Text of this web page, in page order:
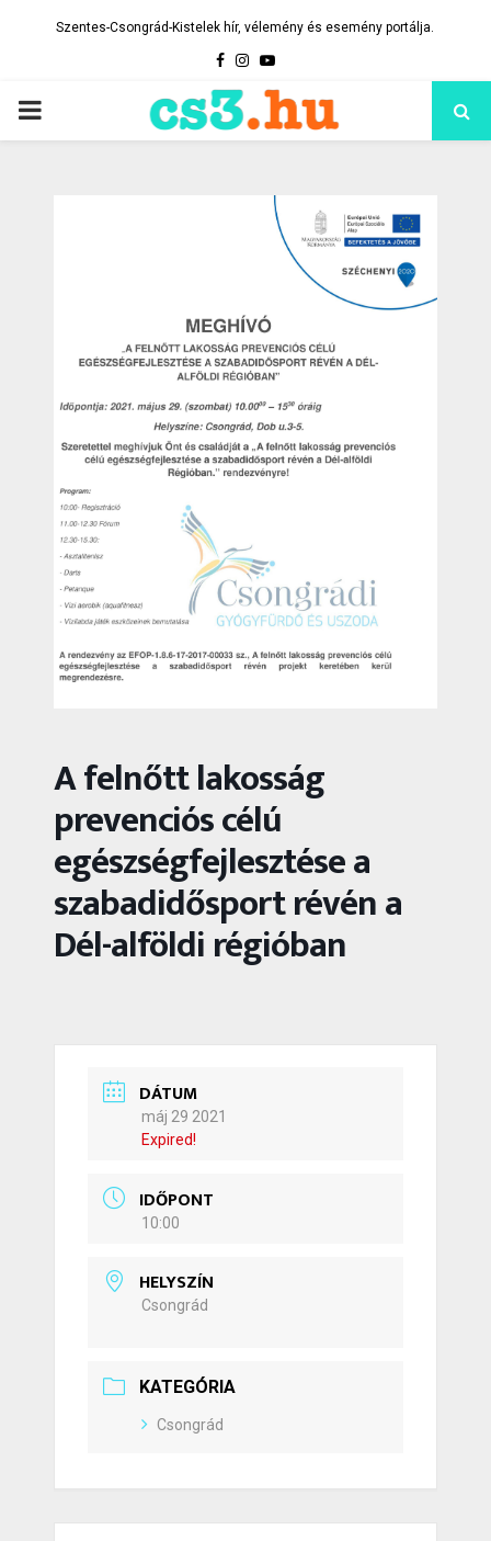
Szentes-Csongrád-Kistelek hír, vélemény és esemény portálja.
Facebook
Instagram
Youtube
PRIMARY
A felnőtt lakosság
prevenciós célú
egészségfejlesztése a
szabadidősport révén a
Dél-alföldi régióban
DÁTUM
máj 29 2021
Expired!
IDŐPONT
10:00
HELYSZÍN
Csongrád
KATEGÓRIA
Csongrád